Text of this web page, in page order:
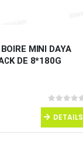
MINI DAYA
DE 8*180G
0sur 5
DETAILS